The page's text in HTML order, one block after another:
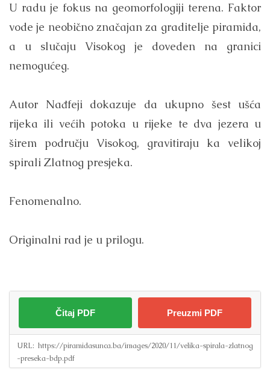
U radu je fokus na geomorfologiji terena. Faktor
vode je neobično značajan za graditelje piramida,
a u slučaju Visokog je doveden na granici
nemogućeg.
Autor Nađfeji dokazuje da ukupno šest ušća
rijeka ili većih potoka u rijeke te dva jezera u
širem području Visokog, gravitiraju ka velikoj
spirali Zlatnog presjeka.
Fenomenalno.
Originalni rad je u prilogu.
Čitaj PDF Preuzmi PDF
URL: https://piramidasunca.ba/images/2020/11/velika-spirala-zlatnog
-preseka-bdp.pdf